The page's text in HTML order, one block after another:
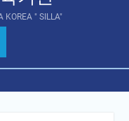
KOREA " SILLA"